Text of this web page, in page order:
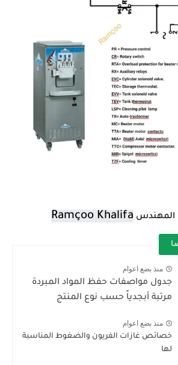
المهندس Ramçoo Khalifa
منذ بضع اعوام
جدول مواصفات حفظ المواد المبردة
مرتبة أبجدياً حسب نوع المنتج
منذ بضع اعوام
خصائص غازات الفريون والضغوط المناسبة
لها